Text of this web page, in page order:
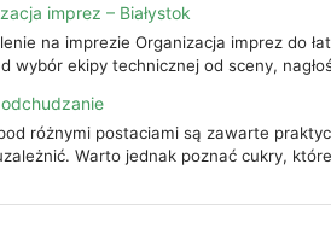
imprez – Białystok
na imprezie Organizacja imprez do
wybór ekipy technicznej od sceny,
różnymi postaciami są zawarte
Warto jednak poznać cukry,